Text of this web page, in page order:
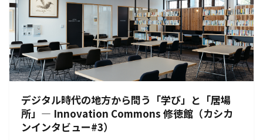
デジタル時代の地方から問う「学び」と「居場
所」― Innovation Commons 修徳館（カシカ
ンインタビュー#3）